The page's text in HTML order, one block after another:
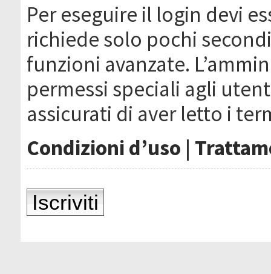
Per eseguire il login devi
richiede solo pochi
funzioni avanzate.
permessi speciali agli
assicurati di aver letto i
Condizioni d’uso |
Iscriviti